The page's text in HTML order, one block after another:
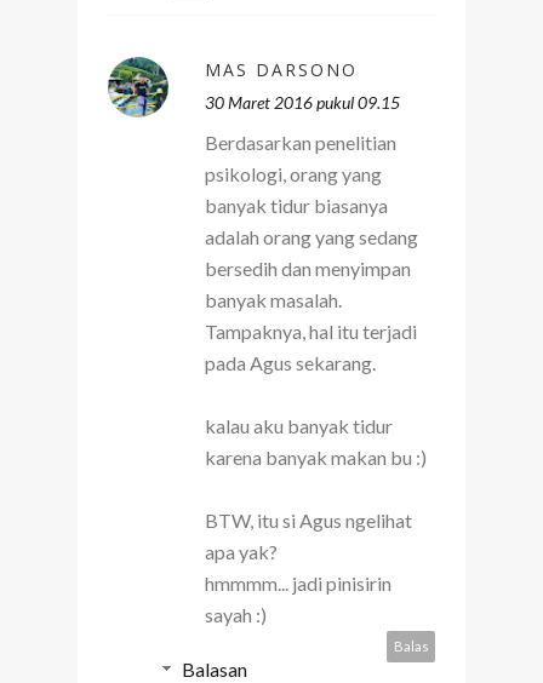
MAS DARSONO
30 Maret 2016 pukul 09.15
Berdasarkan penelitian
psikologi, orang yang
banyak tidur biasanya
adalah orang yang sedang
bersedih dan menyimpan
banyak masalah.
Tampaknya, hal itu terjadi
pada Agus sekarang.
kalau aku banyak tidur
karena banyak makan bu :)
BTW, itu si Agus ngelihat
apa yak?
hmmmm... jadi pinisirin
sayah :)
Balas
Balasan